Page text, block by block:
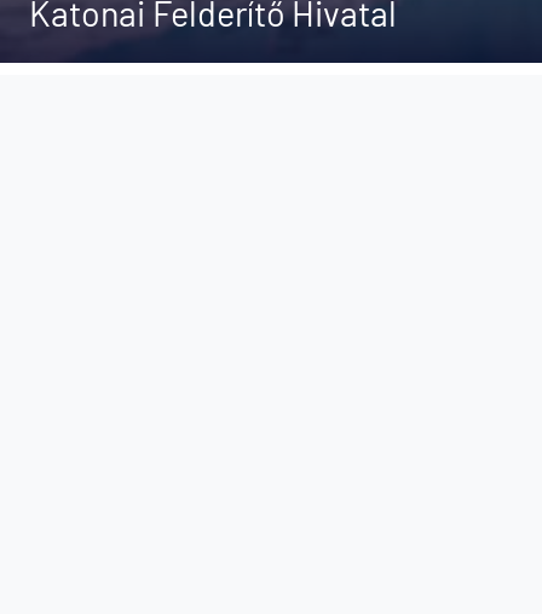
Katonai Felderítő Hivatal